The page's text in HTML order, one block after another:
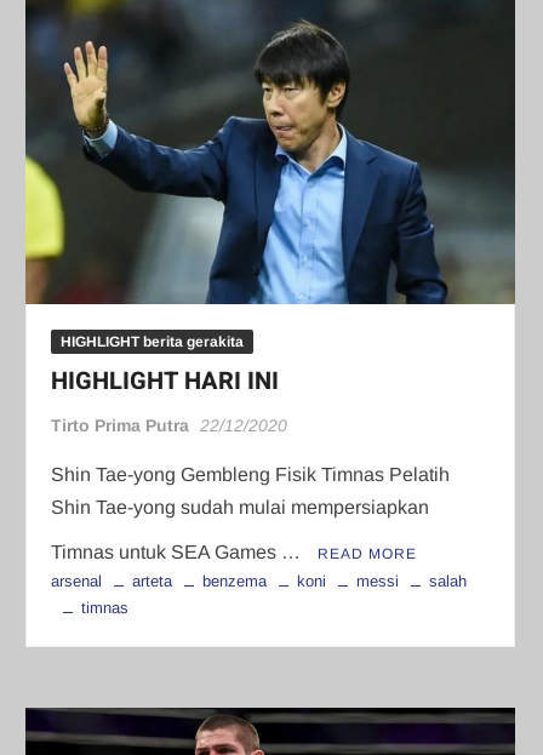
HIGHLIGHT berita gerakita
HIGHLIGHT HARI INI
Tirto Prima Putra 22/12/2020
Shin Tae-yong Gembleng Fisik Timnas Pelatih
Shin Tae-yong sudah mulai mempersiapkan
Timnas untuk SEA Games … READ MORE
arsenal arteta benzema koni messi
salah
timnas